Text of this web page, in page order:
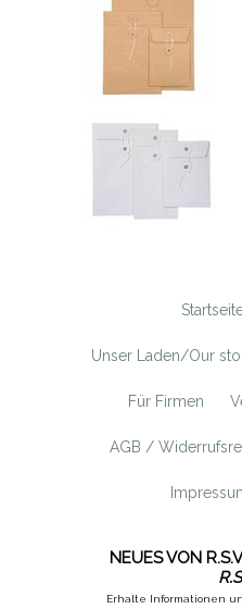
Unser Laden/Our
Für Firmen
AGB /
NEUES VON
Erhalte Informationen